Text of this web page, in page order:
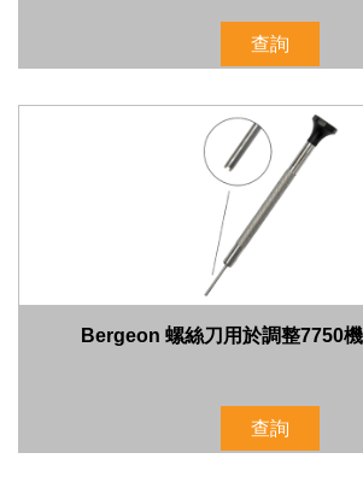
查詢
Bergeon 螺絲刀用於調整7750
查詢